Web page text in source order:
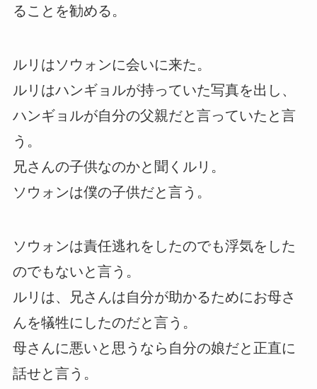
ることを勧める。
ルリはソウォンに会いに来た。
ルリはハンギョルが持っていた写真を出し、
ハンギョルが自分の父親だと言っていたと言
う。
兄さんの子供なのかと聞くルリ。
ソウォンは僕の子供だと言う。
ソウォンは責任逃れをしたのでも浮気をした
のでもないと言う。
ルリは、兄さんは自分が助かるためにお母さ
んを犠牲にしたのだと言う。
母さんに悪いと思うなら自分の娘だと正直に
話せと言う。